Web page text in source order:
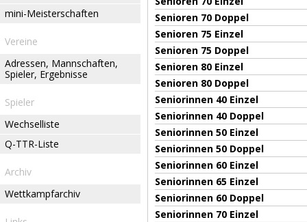
mini-Meisterschaften
Vereine
Adressen, Mannschaften,
Spieler, Ergebnisse
Spieler
Wechselliste
Q-TTR-Liste
Archiv
Wettkampfarchiv
Senioren 70 Doppel
Senioren 75 Einzel
Senioren 75 Doppel
Senioren 80 Einzel
Senioren 80 Doppel
Seniorinnen 40 Einzel
Seniorinnen 40 Doppel
Seniorinnen 50 Einzel
Seniorinnen 50 Doppel
Seniorinnen 60 Einzel
Seniorinnen 65 Einzel
Seniorinnen 60 Doppel
Seniorinnen 70 Einzel